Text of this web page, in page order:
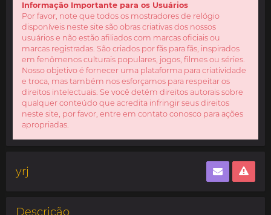
Informação Importante para os Usuários
Por favor, note que todos os mostradores de relógio
disponíveis neste site são obras criativas dos nossos
usuários e não estão afiliados com marcas oficiais ou
marcas registradas. São criados por fãs para fãs, inspirados
em fenômenos culturais populares, jogos, filmes ou séries.
Nosso objetivo é fornecer uma plataforma para criatividade
e troca, mas também nos esforçamos para respeitar os
direitos intelectuais. Se você detém direitos autorais sobre
qualquer conteúdo que acredita infringir seus direitos
neste site, por favor, entre em contato conosco para ações
apropriadas.
yrj
Descrição